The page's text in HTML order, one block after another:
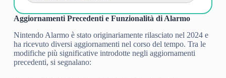
Aggiornamenti Precedenti e Funzionalità di Alarmo
Nintendo Alarmo è stato originariamente rilasciato nel 2024 e
ha ricevuto diversi aggiornamenti nel corso del tempo. Tra le
modifiche più significative introdotte negli aggiornamenti
precedenti, si segnalano: